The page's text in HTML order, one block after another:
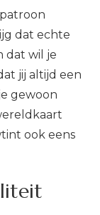
dat echte
dat wil je
jij altijd een
gewoon
ook eens